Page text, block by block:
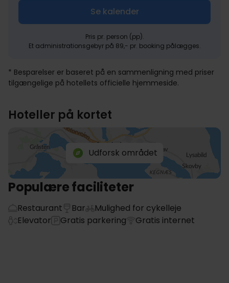
Se kalender
Pris pr. person (pp).
Et administrationsgebyr på 89,- pr. booking pålægges.
* Besparelser er baseret på en sammenligning med priser
tilgængelige på hotellets officielle hjemmeside.
Hoteller på kortet
Udforsk området
Populære faciliteter
Restaurant Bar
Mulighed for cykelleje
Elevator
Gratis parkering Gratis internet